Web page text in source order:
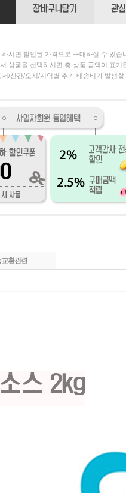
시면 할인된 가격으로 구매하실 수 있습
상품을 선택하시면 총 상품 금액이 표기
/산간/오지/지역별 추가 배송비가 발생할